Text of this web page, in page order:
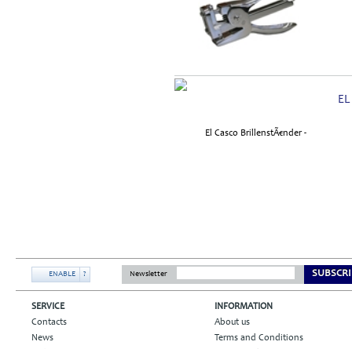
ENABLE ? Newsletter
SERVICE
Contacts
News
INFORMATION
About us
Terms and Conditions